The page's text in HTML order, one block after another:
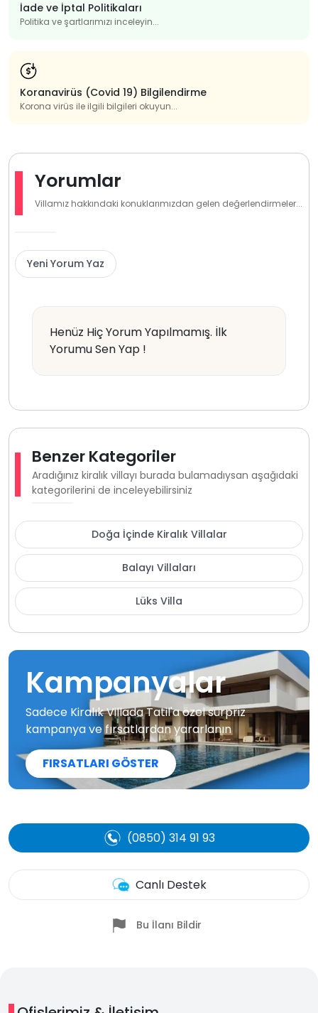
İade ve İptal Politikaları
Politika ve şartlarımızı inceleyin...
Koranavirüs (Covid 19) Bilgilendirme
Korona virüs ile ilgili bilgileri okuyun...
Yorumlar
Villamız hakkındaki konuklarımızdan gelen değerlendirmeler...
Yeni Yorum Yaz
Henüz Hiç Yorum Yapılmamış. İlk
Yorumu Sen Yap !
Benzer Kategoriler
Aradığınız kiralık villayı burada bulamadıysan aşağıdaki
kategorilerini de inceleyebilirsiniz
Doğa İçinde Kiralık Villalar
Balayı Villaları
Lüks Villa
Kampanyalar
Sadece Kiralık Villada Tatil'a özel sürpriz
kampanya ve fırsatlardan yararlanın
FIRSATLARI GÖSTER
(0850) 314 91 93
Canlı Destek
Bu İlanı Bildir